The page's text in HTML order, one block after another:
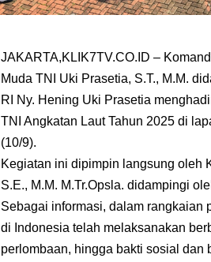
JAKARTA,KLIK7TV.CO.ID –
Muda TNI Uki Prasetia, S.T., M.M.
RI Ny. Hening Uki Prasetia
TNI Angkatan Laut Tahun 2025 di
(10/9).
Kegiatan ini dipimpin langsung oleh
S.E., M.M. M.Tr.Opsla. didampingi
Sebagai informasi, dalam rangkaian
di Indonesia telah melaksanakan
perlombaan, hingga bakti sosial dan